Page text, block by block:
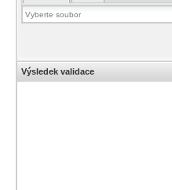
Výsledek validace